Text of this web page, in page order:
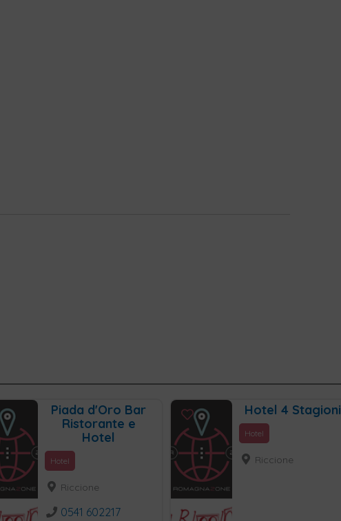
Piada d'Oro Bar
Ristorante e
Hotel
Hotel
Riccione
0541 602217
Hotel 4 Stagioni
Hotel
Riccione